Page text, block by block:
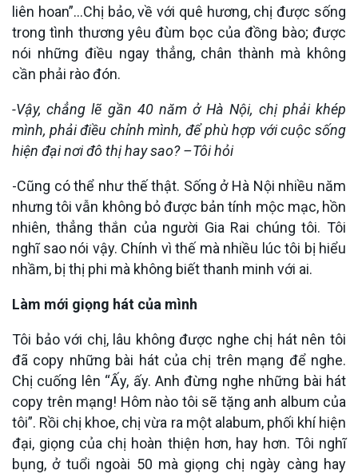
liên hoan”…Chị bảo, về với quê hương, chị được sống
trong tình thương yêu đùm bọc của đồng bào; được
nói những điều ngay thẳng, chân thành mà không
cần phải rào đón.
-Vậy, chẳng lẽ gần 40 năm ở Hà Nội, chị phải khép
mình, phải điều chỉnh mình, để phù hợp với cuộc sống
hiện đại nơi đô thị hay sao? –Tôi hỏi
-Cũng có thể như thế thật. Sống ở Hà Nội nhiều năm
nhưng tôi vẫn không bỏ được bản tính mộc mạc, hồn
nhiên, thẳng thắn của người Gia Rai chúng tôi. Tôi
nghĩ sao nói vậy. Chính vì thế mà nhiều lúc tôi bị hiểu
nhầm, bị thị phi mà không biết thanh minh với ai.
Làm mới giọng hát của mình
Tôi bảo với chị, lâu không được nghe chị hát nên tôi
đã copy những bài hát của chị trên mạng để nghe.
Chị cuống lên “Ấy, ấy. Anh đừng nghe những bài hát
copy trên mạng! Hôm nào tôi sẽ tặng anh album của
tôi”. Rồi chị khoe, chị vừa ra một alabum, phối khí hiện
đại, giọng của chị hoàn thiện hơn, hay hơn. Tôi nghĩ
bụng, ở tuổi ngoài 50 mà giọng chị ngày càng hay